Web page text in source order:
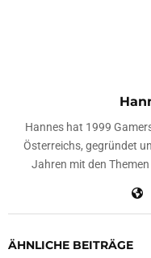
Hannes hat 1999
Österreichs, gegründet
Jahren mit den
ÄHNLICHE BEITRÄGE